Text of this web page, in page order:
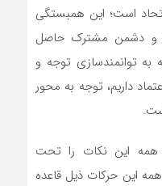
است؛ این همبستگی
و دشمن مشترک حاصل
به توانمندسازی توجه و
داریم، توجه به محور
همه این نکات را تحت
این حرکات ذیل قاعده